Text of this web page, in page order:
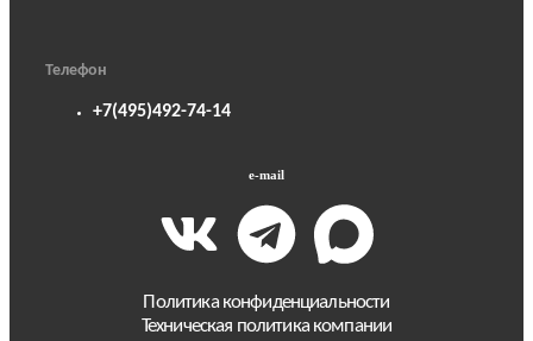
Телефон
+7(495)492-74-14
e-mail
Политика конфиденциальности
Техническая политика компании